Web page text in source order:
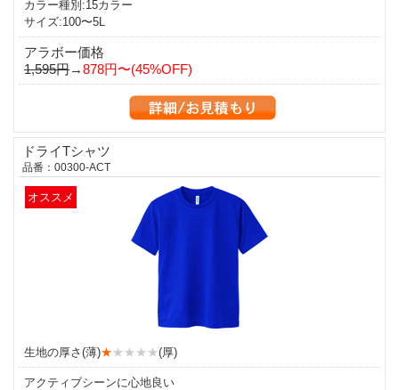
カラー種別:15カラー
サイズ:100〜5L
アラボー価格
1,595円→878円〜(45%OFF)
ドライTシャツ
品番：00300-ACT
オススメ
生地の厚さ(薄)★★★★★(厚)
アクティブシーンに心地良い